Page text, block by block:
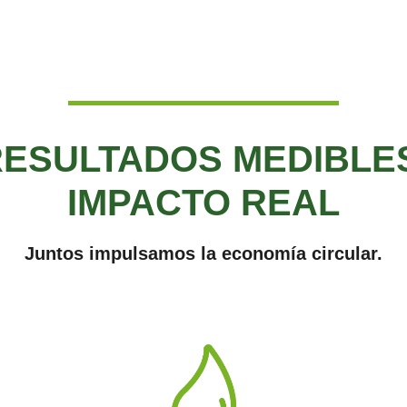
IMPACTO REAL
Juntos impulsamos la economía circular.